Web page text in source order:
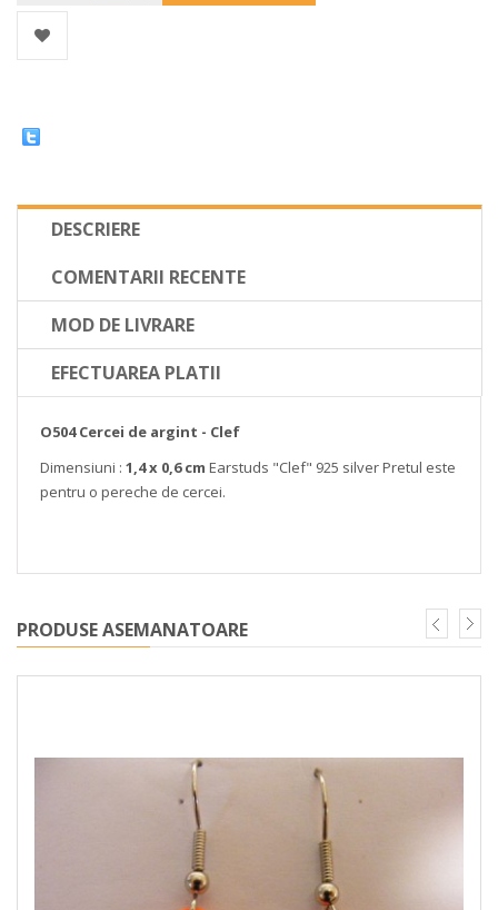
DESCRIERE
COMENTARII RECENTE
MOD DE LIVRARE
EFECTUAREA PLATII
O504 Cercei de argint - Clef
Dimensiuni : 1,4 x 0,6 cm Earstuds "Clef" 925 silverPretul este
pentru o pereche de cercei.
PRODUSE ASEMANATOARE